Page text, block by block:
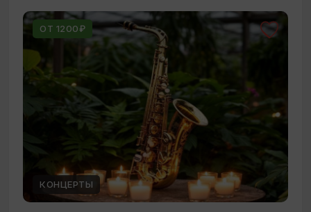
ОТ 1200₽
КОНЦЕРТЫ